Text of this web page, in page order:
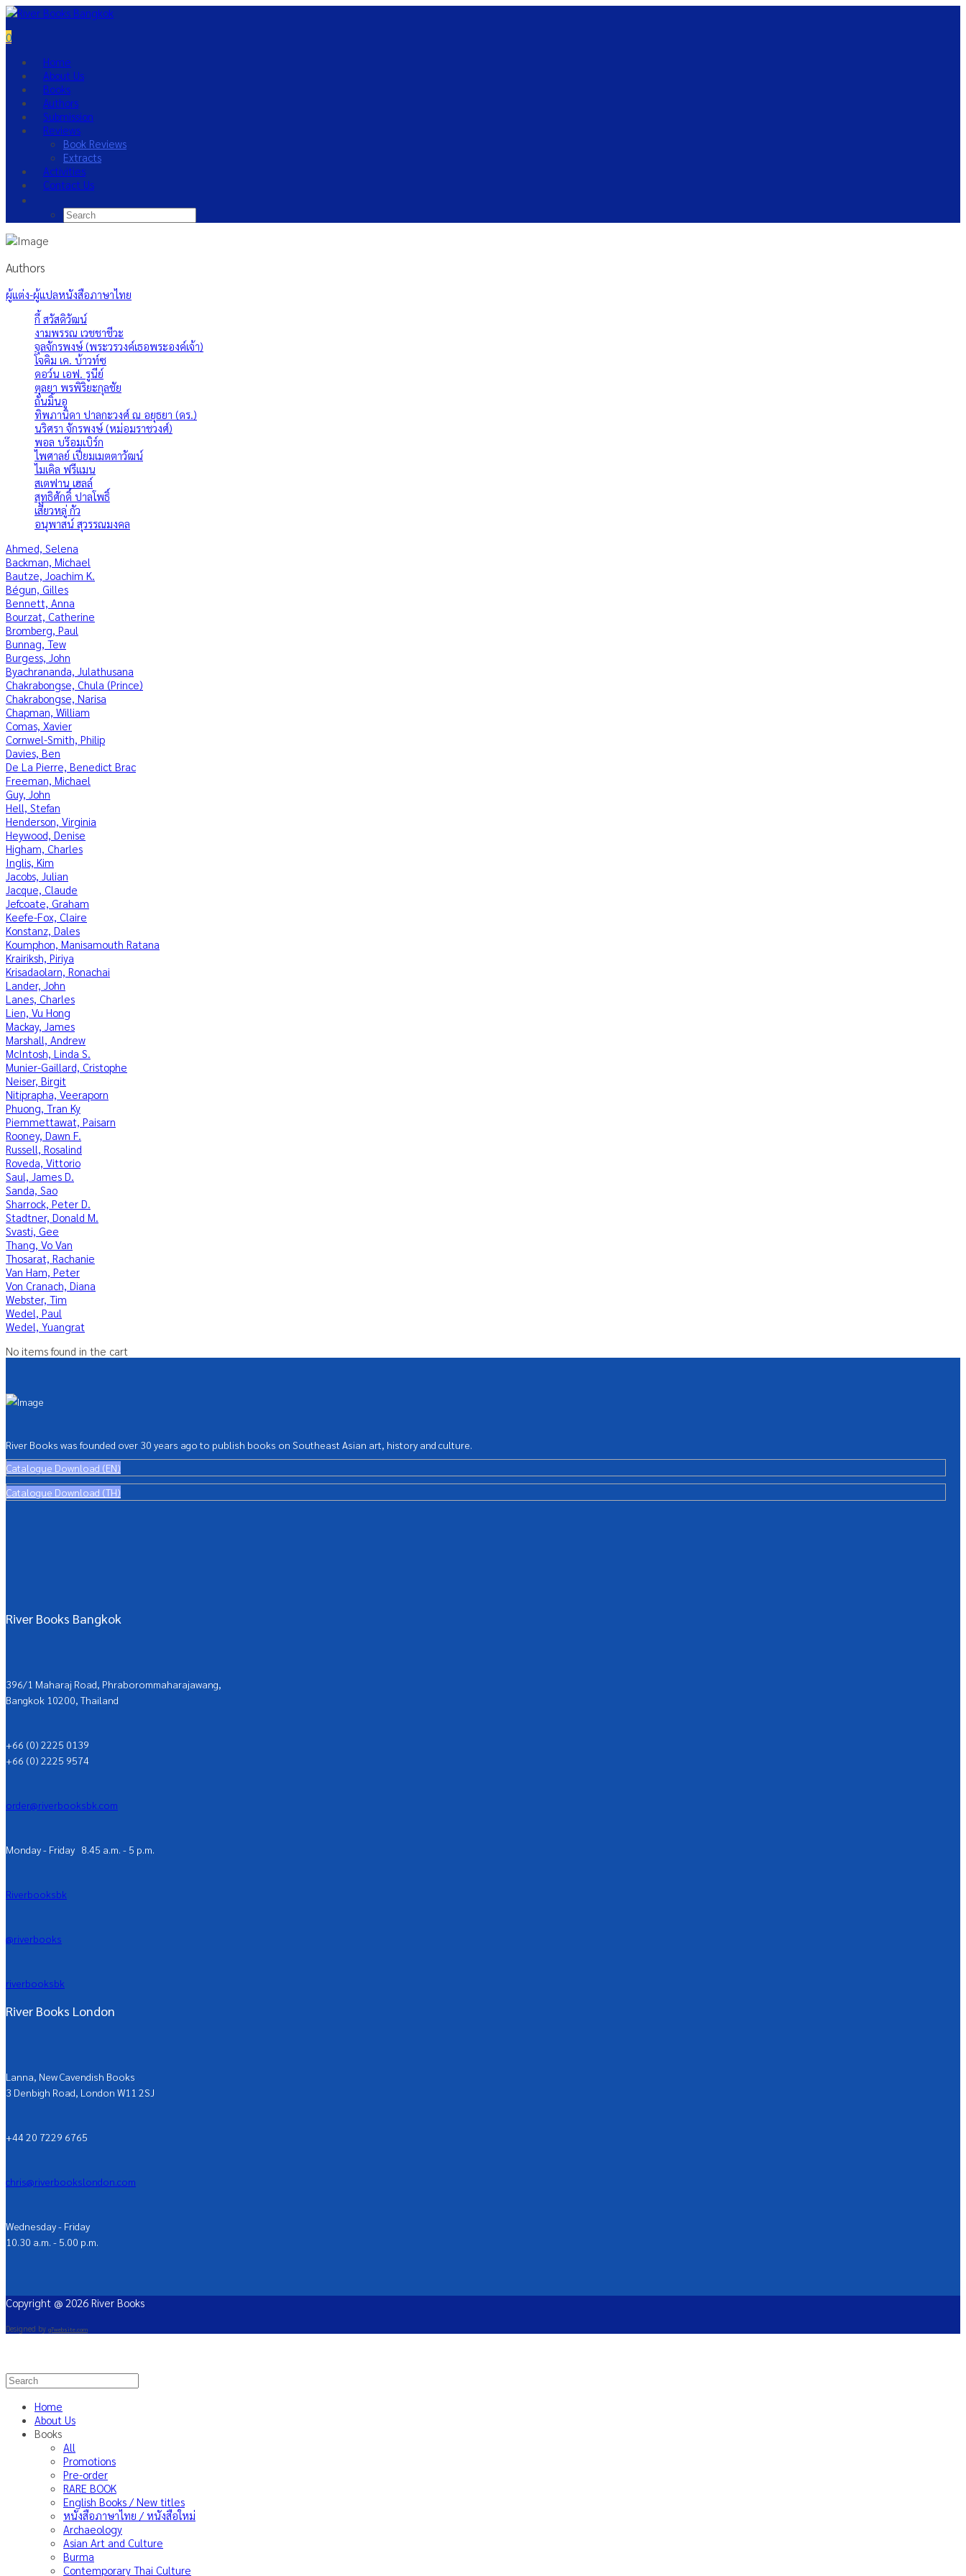
0
Home
About Us
Books
Authors
Submission
Reviews
Book Reviews
Extracts
Activities
Contact Us
Authors
ผู้แต่ง-ผู้แปลหนังสือภาษาไทย
กี้ สวัสดิวัฒน์
งามพรรณ เวชชาชีวะ
จุลจักรพงษ์ (พระวรวงค์เธอพระองค์เจ้า)
โจคิม เค. บ้าวท์ซ
ดอว์น เอฟ. รูนีย์
ตุลยา พรพิริยะกุลชัย
ถั่นมิ้นอู
ทิพภานิดา ปาลกะวงศ์ ณ อยุธยา (ดร.)
นริศรา จักรพงษ์ (หม่อมราชวงศ์)
พอล บร๊อมเบิร์ก
ไพศาลย์ เปี่ยมเมตตาวัฒน์
ไมเคิล ฟรีแมน
สเตฟาน เฮลล์
สุทธิศักดิ์ ปาลโพธิ์
เสี่ยวหลู่ กัว
อนุพาสน์ สุวรรณมงคล
Ahmed, Selena
Backman, Michael
Bautze, Joachim K.
Bégun, Gilles
Bennett, Anna
Bourzat, Catherine
Bromberg, Paul
Bunnag, Tew
Burgess, John
Byachrananda, Julathusana
Chakrabongse, Chula (Prince)
Chakrabongse, Narisa
Chapman, William
Comas, Xavier
Cornwel-Smith, Philip
Davies, Ben
De La Pierre, Benedict Brac
Freeman, Michael
Guy, John
Hell, Stefan
Henderson, Virginia
Heywood, Denise
Higham, Charles
Inglis, Kim
Jacobs, Julian
Jacque, Claude
Jefcoate, Graham
Keefe-Fox, Claire
Konstanz, Dales
Koumphon, Manisamouth Ratana
Krairiksh, Piriya
Krisadaolarn, Ronachai
Lander, John
Lanes, Charles
Lien, Vu Hong
Mackay, James
Marshall, Andrew
McIntosh, Linda S.
Munier-Gaillard, Cristophe
Neiser, Birgit
Nitiprapha, Veeraporn
Phuong, Tran Ky
Piemmettawat, Paisarn
Rooney, Dawn F.
Russell, Rosalind
Roveda, Vittorio
Saul, James D.
Sanda, Sao
Sharrock, Peter D.
Stadtner, Donald M.
Svasti, Gee
Thang, Vo Van
Thosarat, Rachanie
Van Ham, Peter
Von Cranach, Diana
Webster, Tim
Wedel, Paul
Wedel, Yuangrat
No items found in the cart
River Books was founded over 30 years ago to publish books on Southeast Asian art, history and culture.
Catalogue Download (EN)
Catalogue Download (TH)
River Books Bangkok
396/1 Maharaj Road, Phraborommaharajawang,
Bangkok 10200, Thailand
+66 (0) 2225 0139
+66 (0) 2225 9574
order@riverbooksbk.com
Monday - Friday 8.45 a.m. - 5 p.m.
Riverbooksbk
@riverbooks
riverbooksbk
River Books London
Lanna, New Cavendish Books
3 Denbigh Road, London W11 2SJ
+44 20 7229 6765
chris@riverbookslondon.com
Wednesday - Friday
10.30 a.m. - 5.00 p.m.
Copyright @ 2026 River Books
Designed by g7website.com
Home
About Us
Books
All
Promotions
Pre-order
RARE BOOK
English Books / New titles
หนังสือภาษาไทย / หนังสือใหม่
Archaeology
Asian Art and Culture
Burma
Contemporary Thai Culture